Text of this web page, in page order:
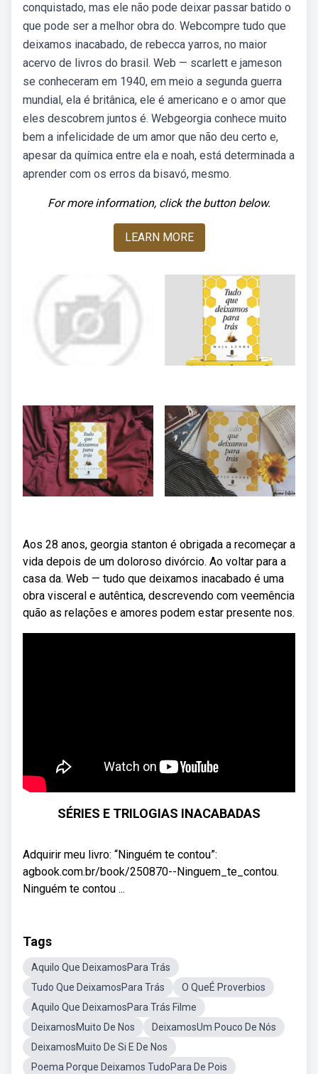
conquistado, mas ele não pode deixar passar batido o
que pode ser a melhor obra do. Webcompre tudo que
deixamos inacabado, de rebecca yarros, no maior
acervo de livros do brasil. Web — scarlett e jameson
se conheceram em 1940, em meio a segunda guerra
mundial, ela é britânica, ele é americano e o amor que
eles descobrem juntos é. Webgeorgia conhece muito
bem a infelicidade de um amor que não deu certo e,
apesar da química entre ela e noah, está determinada a
aprender com os erros da bisavó, mesmo.
For more information, click the button below.
LEARN MORE
Aos 28 anos, georgia stanton é obrigada a recomeçar a
vida depois de um doloroso divórcio. Ao voltar para a
casa da. Web — tudo que deixamos inacabado é uma
obra visceral e autêntica, descrevendo com veemência
quão as relações e amores podem estar presente nos.
SÉRIES E TRILOGIAS INACABADAS
Adquirir meu livro: “Ninguém te contou”:
agbook.com.br/book/250870--Ninguem_te_contou.
Ninguém te contou ...
Tags
Aquilo Que DeixamosPara Trás
Tudo Que DeixamosPara Trás
O QueÉ Proverbios
Aquilo Que DeixamosPara Trás Filme
DeixamosMuito De Nos
DeixamosUm Pouco De Nós
DeixamosMuito De Si E De Nos
Poema Porque Deixamos TudoPara De Pois